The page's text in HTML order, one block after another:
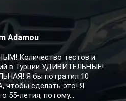
Adamou
Количество тестов и
в Турции УДИВИТЕЛЬНЫЕ!
Я бы потратил 10
чтобы сделать это! Я
55-летия, потому...